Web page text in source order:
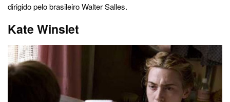
dirigido pelo brasileiro Walter Salles.
Kate Winslet